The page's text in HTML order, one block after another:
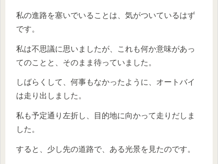
私の進路を塞いでいることは、気がついているはず
です。
私は不思議に思いましたが、これも何か意味があっ
てのことと、そのまま待っていました。
しばらくして、何事もなかったように、オートバイ
は走り出しました。
私も予定通り左折し、目的地に向かって走りだしま
した。
すると、少し先の道路で、ある光景を見たのです。